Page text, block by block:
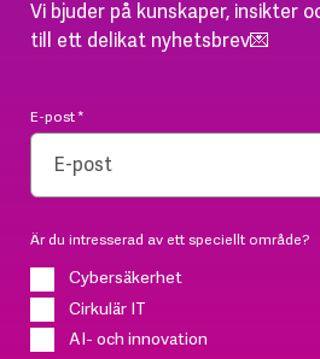
Vi bjuder på kunskaper, insikter
till ett delikat nyhetsbrev💌
E-post*
Är du intresserad av ett speciellt område?
Cybersäkerhet
Cirkulär IT
AI- och innovation